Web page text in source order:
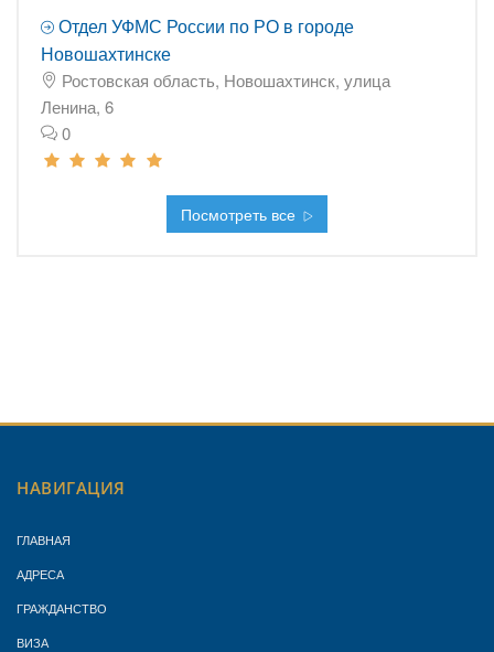
Отдел УФМС России по РО в городе
Новошахтинске
Ростовская область, Новошахтинск, улица
Ленина, 6
0
Посмотреть все
НАВИГАЦИЯ
ГЛАВНАЯ
АДРЕСА
ГРАЖДАНСТВО
ВИЗА